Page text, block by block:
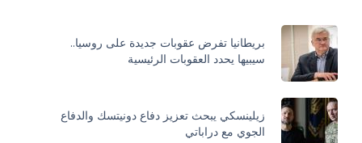
بريطانيا تفرض عقوبات جديدة على روسيا..
سيبيها يحدد العقوبات الرئيسية
زيلينسكي يبحث تعزيز دفاع دونيتسك والدفاع
الجوي مع دراباتي